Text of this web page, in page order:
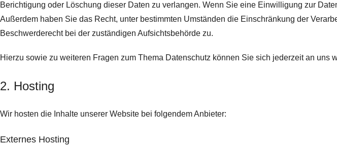
Berichtigung oder Löschung dieser Daten zu verlangen. Wenn Sie eine Einwilligung zur
Außerdem haben Sie das Recht, unter bestimmten Umständen die Einschränkung der
Beschwerderecht bei der zuständigen Aufsichtsbehörde zu.
Hierzu sowie zu weiteren Fragen zum Thema Datenschutz können Sie sich jederzeit an uns
2. Hosting
Wir hosten die Inhalte unserer Website bei folgendem Anbieter:
Externes Hosting